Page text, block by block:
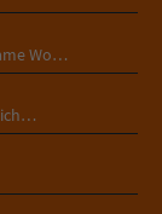
Wo…
ich…